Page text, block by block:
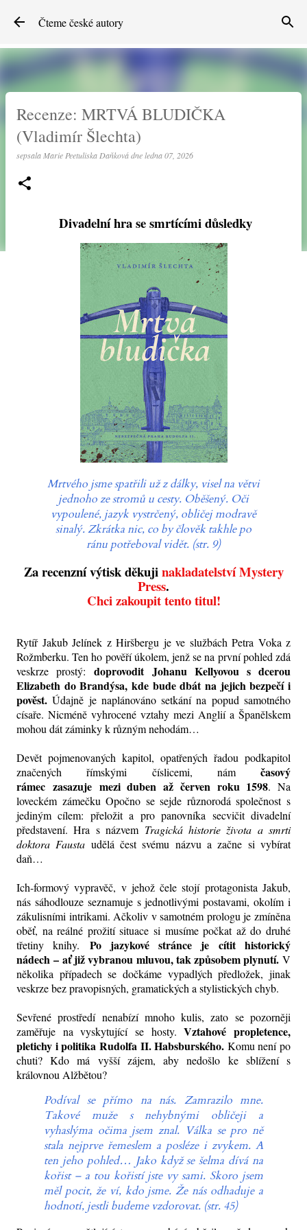
Přeskočit na hlavní obsah
Čteme české autory
Recenze: MRTVÁ BLUDIČKA
(Vladimír Šlechta)
sepsala Marie Peetuliska Daňkovádneledna 07, 2026
Divadelní hra se smrtícími důsledky
Mrtvého jsme spatřili už z dálky, visel na větvi
jednoho ze stromů u cesty. Oběšený. Oči
vypoulené, jazyk vystrčený, obličej modravě
sinalý. Zkrátka nic, co by člověk takhle po
ránu potřeboval vidět. (str. 9)
Za recenzní výtisk děkujinakladatelství Mystery
Press.
Chci zakoupit tento titul!
Rytíř Jakub Jelínek z Hiršbergu je ve službách Petra Voka z
Rožmberku. Ten ho pověří úkolem, jenž se na první pohled zdá
veskrze prostý:doprovodit Johanu Kellyovou s dcerou
Elizabeth do Brandýsa, kde bude dbát na jejich bezpečí i
pověst. Údajně je naplánováno setkání na popud samotného
císaře. Nicméně vyhrocené vztahy mezi Anglií a Španělskem
mohou dát záminky k různým nehodám…
Devět pojmenovaných kapitol, opatřených řadou podkapitol
značených římskými číslicemi, nám časový
rámec zasazuje mezi duben až červen roku 1598. Na
loveckém zámečku Opočno se sejde různorodá společnost s
jediným cílem: přeložit a pro panovníka secvičit divadelní
představení. Hra s názvem Tragická historie života a smrti
doktora Fausta udělá čest svému názvu a začne si vybírat
daň…
Ich-formový vypravěč, v jehož čele stojí protagonista Jakub,
nás sáhodlouze seznamuje s jednotlivými postavami, okolím i
zákulisními intrikami. Ačkoliv v samotném prologu je zmíněna
oběť, na reálné prožití situace si musíme počkat až do druhé
třetiny knihy. Po jazykové stránce je cítit historický
nádech– ať již vybranou mluvou, tak způsobem plynutí.V
několika případech se dočkáme vypadlých předložek, jinak
veskrze bez pravopisných, gramatických a stylistických chyb.
Sevřené prostředí nenabízí mnoho kulis, zato se pozorněji
zaměřuje na vyskytující se hosty.Vztahové propletence,
pletichy i politika Rudolfa II. Habsburského. Komu není po
chuti? Kdo má vyšší zájem, aby nedošlo ke sblížení s
královnou Alžbětou?
Podíval se přímo na nás. Zamrazilo mne.
Takové muže s nehybnými obličeji a
vyhaslýma očima jsem znal. Válka se pro ně
stala nejprve řemeslem a posléze i zvykem. A
ten jeho pohled… Jako když se šelma dívá na
kořist – a tou kořistí jste vy sami. Skoro jsem
měl pocit, že ví, kdo jsme. Že nás odhaduje a
hodnotí, jestli budeme vzdorovat. (str. 45)